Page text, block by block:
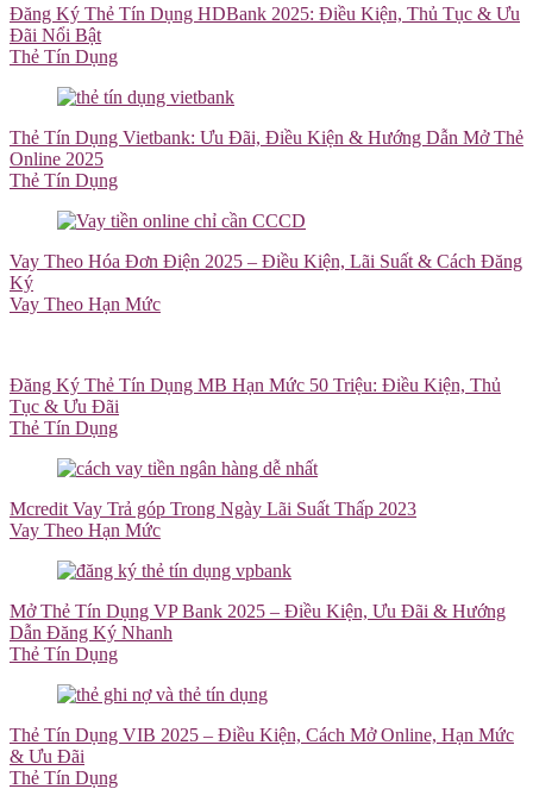
Đăng Ký Thẻ Tín Dụng HDBank 2025: Điều Kiện, Thủ Tục & Ưu
Đãi Nổi Bật
Thẻ Tín Dụng
Thẻ Tín Dụng Vietbank: Ưu Đãi, Điều Kiện & Hướng Dẫn Mở Thẻ
Online 2025
Thẻ Tín Dụng
Vay Theo Hóa Đơn Điện 2025 – Điều Kiện, Lãi Suất & Cách Đăng
Ký
Vay Theo Hạn Mức
Đăng Ký Thẻ Tín Dụng MB Hạn Mức 50 Triệu: Điều Kiện, Thủ
Tục & Ưu Đãi
Thẻ Tín Dụng
Mcredit Vay Trả góp Trong Ngày Lãi Suất Thấp 2023
Vay Theo Hạn Mức
Mở Thẻ Tín Dụng VP Bank 2025 – Điều Kiện, Ưu Đãi & Hướng
Dẫn Đăng Ký Nhanh
Thẻ Tín Dụng
Thẻ Tín Dụng VIB 2025 – Điều Kiện, Cách Mở Online, Hạn Mức
& Ưu Đãi
Thẻ Tín Dụng